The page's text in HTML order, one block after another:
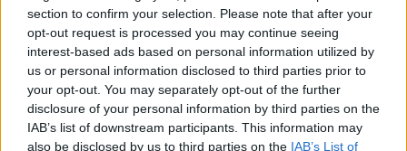
section to confirm your selection. Please note that after your
opt-out request is processed you may continue seeing
interest-based ads based on personal information utilized by
us or personal information disclosed to third parties prior to
your opt-out. You may separately opt-out of the further
disclosure of your personal information by third parties on the
IAB’s list of downstream participants. This information may
also be disclosed by us to third parties on the IAB’s List of
ΣΤΗΝ ΙΔΙΑ ΚΑΤΗΓΟΡΙΑ
Φωτιά στην Κόρινθο:
Συναγερμός στο Στεφάνι ‑
Εναέρια μέσα και μήνυμα
εκκένωσης από το 112
ΣΉΜΕΡΑ